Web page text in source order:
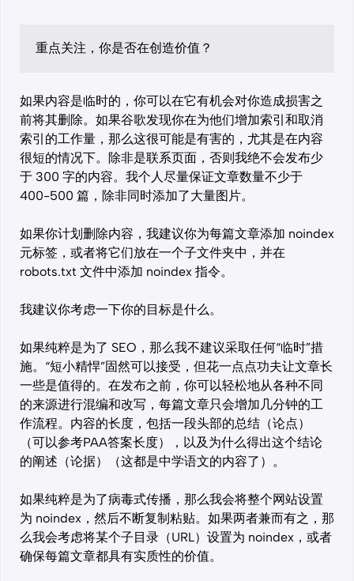
重点关注，你是否在创造价值？
如果内容是临时的，你可以在它有机会对你造成损害之
前将其删除。如果谷歌发现你在为他们增加索引和取消
索引的工作量，那么这很可能是有害的，尤其是在内容
很短的情况下。除非是联系页面，否则我绝不会发布少
于 300 字的内容。我个人尽量保证文章数量不少于
400-500 篇，除非同时添加了大量图片。
如果你计划删除内容，我建议你为每篇文章添加 noindex
元标签，或者将它们放在一个子文件夹中，并在
robots.txt 文件中添加 noindex 指令。
我建议你考虑一下你的目标是什么。
如果纯粹是为了 SEO，那么我不建议采取任何“临时”措
施。“短小精悍”固然可以接受，但花一点点功夫让文章长
一些是值得的。在发布之前，你可以轻松地从各种不同
的来源进行混编和改写，每篇文章只会增加几分钟的工
作流程。内容的长度，包括一段头部的总结（论点）
（可以参考PAA答案长度），以及为什么得出这个结论
的阐述（论据）（这都是中学语文的内容了）。
如果纯粹是为了病毒式传播，那么我会将整个网站设置
为 noindex，然后不断复制粘贴。如果两者兼而有之，那
么我会考虑将某个子目录（URL）设置为 noindex，或者
确保每篇文章都具有实质性的价值。